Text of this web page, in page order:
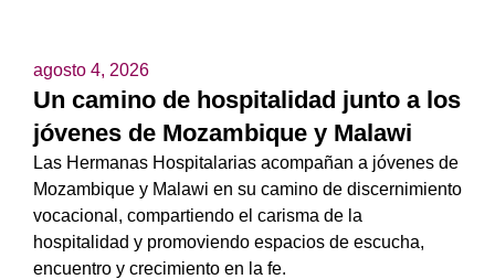
agosto 4, 2026
Un camino de hospitalidad junto a los
jóvenes de Mozambique y Malawi
Las Hermanas Hospitalarias acompañan a jóvenes de
Mozambique y Malawi en su camino de discernimiento
vocacional, compartiendo el carisma de la
hospitalidad y promoviendo espacios de escucha,
encuentro y crecimiento en la fe.